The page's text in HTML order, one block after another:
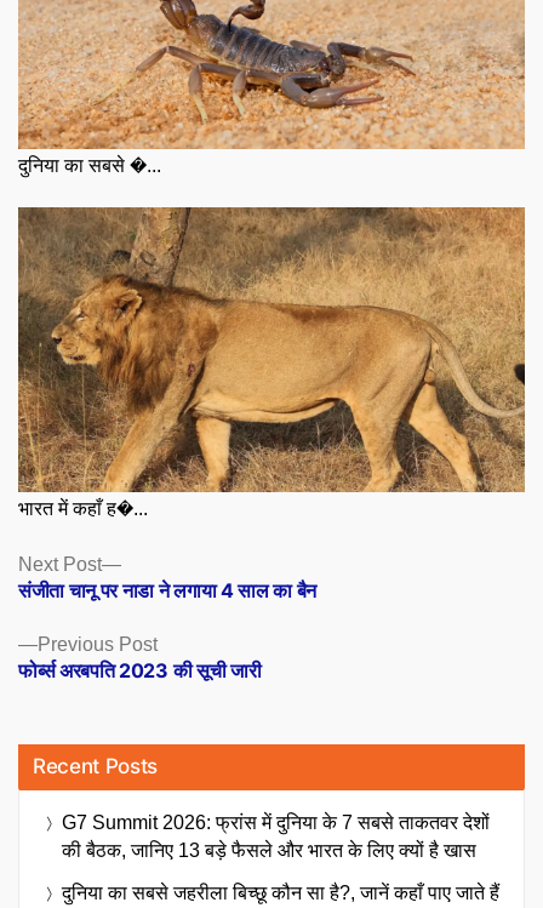
दुनिया का सबसे �...
भारत में कहाँ ह�...
Posts
navigation
Previous PostPrevious
post:
फोर्ब्स अरबपति 2023 की सूची जारी
Next Post
Next
post:
संजीता चानू पर नाडा ने लगाया 4 साल का बैन
Recent Posts
G7 Summit 2026: फ्रांस में दुनिया के 7 सबसे ताकतवर देशों
की बैठक, जानिए 13 बड़े फैसले और भारत के लिए क्यों है खास
दुनिया का सबसे जहरीला बिच्छू कौन सा है?, जानें कहाँ पाए जाते हैं